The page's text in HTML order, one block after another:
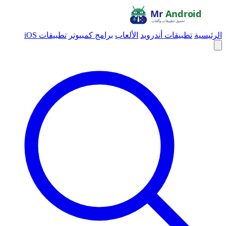
الرئيسية تطبيقات أندرويد الألعاب برامج كمبيوتر تطبيقات iOS